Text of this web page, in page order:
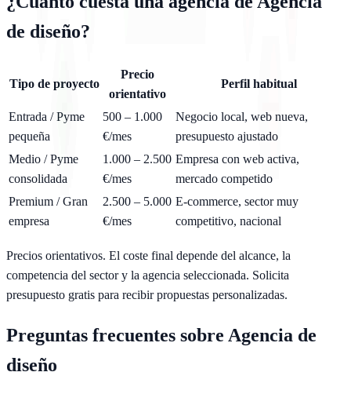
de diseño?
Tipo de proyecto
Precio
orientativo
Perfil habitual
Entrada / Pyme
pequeña
500 – 1.000
€/mes
Negocio local, web nueva,
presupuesto ajustado
Medio / Pyme
consolidada
1.000 – 2.500
€/mes
Empresa con web activa,
mercado competido
Premium / Gran
empresa
2.500 – 5.000
€/mes
E-commerce, sector muy
competitivo, nacional
Precios orientativos. El coste final depende del alcance, la
competencia del sector y la agencia seleccionada. Solicita
presupuesto gratis para recibir propuestas personalizadas.
Preguntas frecuentes sobre Agencia de
diseño